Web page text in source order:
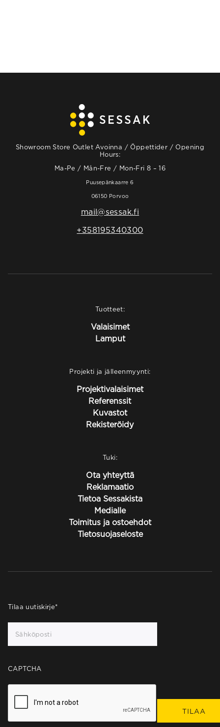
Showroom Store Outlet Avoinna / Öppettider / Opening
Hours:
Ma-Pe / Mån-Fre / Mon-Fri 8 – 16
Puusepänkaarre 6
06150 Porvoo
mail@sessak.fi
+358195340300
Tuotteet:
Valaisimet
Lamput
Projekti ja jälleenmyynti:
Projektivalaisimet
Referenssit
Kuvastot
Rekisteröidy
Tuki:
Ota yhteyttä
Reklamaatio
Tietoa Sessakista
Medialle
Toimitus ja ostoehdot
Tietosuojaseloste
Tilaa uutiskirje*
CAPTCHA